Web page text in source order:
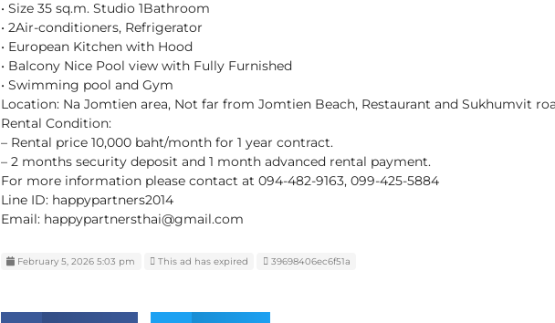
• Size 35 sq.m. Studio 1Bathroom
• 2Air-conditioners, Refrigerator
• European Kitchen with Hood
• Balcony Nice Pool view with Fully Furnished
• Swimming pool and Gym
Location: Na Jomtien area, Not far from Jomtien Beach, Restaurant and Sukhumvit
Rental Condition:
– Rental price 10,000 baht/month for 1 year contract.
– 2 months security deposit and 1 month advanced rental payment.
For more information please contact at 094-482-9163, 099-425-5884
Line ID: happypartners2014
Email: happypartnersthai@gmail.com
February 5, 2026 5:03 pm This ad has expired 39698406ec6f51a